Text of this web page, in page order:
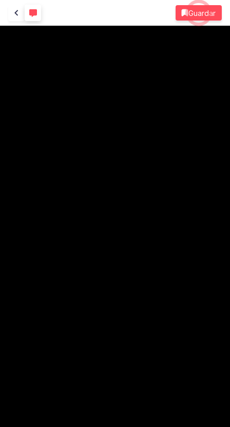
Guardar